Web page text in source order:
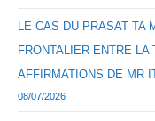
LE CAS DU PRASAT TA
FRONTALIER ENTRE
AFFIRMATIONS DE MR
08/07/2026